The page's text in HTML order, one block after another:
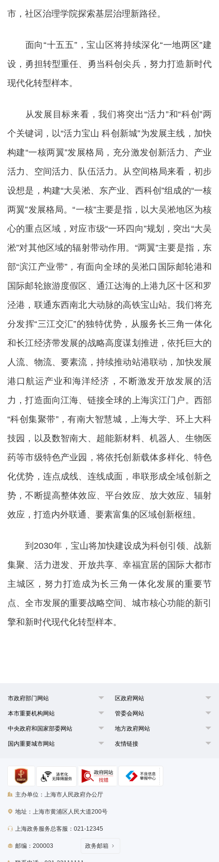
市，社区治理学院探索基层治理新路径。
面向“十五五”，宝山区将持续深化“一地两区”建
设，勇担转型重任、勇当科创尖兵，努力打造新时代
现代化转型样本。
从发展目标来看，我们将突出“活力”和“科创”两
个关键词，以“活力宝山 科创新城”为发展主线，加快
构建“一核两翼”发展格局，充分激发创新活力、产业
活力、空间活力、队伍活力。从空间格局来看，初步
设想是，构建“大吴淞、东产业、西科创”组成的“一核
两翼”发展格局。“一核”主要是指，以大吴淞地区为核
心的重点区域，对应市级“一环四向”规划，突出“大吴
淞”对其他区域的辐射带动作用。“两翼”主要是指，东
部“滨江产业带”，有面向全球的吴淞口国际邮轮港和
国际邮轮旅游度假区、通江达海的上港九区十区和罗
泾港，联通东西南北大动脉的高铁宝山站。我们将充
分发挥“三江交汇”的独特优势，从服务长三角一体化
和长江经济带发展的战略高度谋划推进，依托巨大的
人流、物流、要素流，持续推动站港联动，加快发展
港口航运产业和海洋经济，不断激发开放发展的活
力，打造面向江海、链接全球的上海滨江门户。西部
“科创集聚带”，有南大智慧城，上海大学、环上大科
技园，以及数智南大、超能新材料、机器人、生物医
药等市级特色产业园，将依托创新载体多样化、特色
化优势，连点成线、连线成面，串联形成全域创新之
势，不断提高整体效应、平台效应、放大效应、辐射
效应，打造内外联通、要素富集的区域创新枢纽。
到2030年，宝山将加快建设成为科创引领、战新
集聚、活力迸发、开放共享、幸福宜居的国际大都市
主城区，努力打造成为长三角一体化发展的重要节
点、全市发展的重要战略空间、城市核心功能的新引
擎和新时代现代化转型样本。
市政府部门网站 区政府网站
本市重要机构网站 管委会网站
中央政府和国家部委网站 地方政府网站
国内重要城市网站 友情链接
主办单位：上海市人民政府办公厅
地址：上海市黄浦区人民大道200号
上海政务服务总客服：021-12345
邮编：200003 政务邮箱